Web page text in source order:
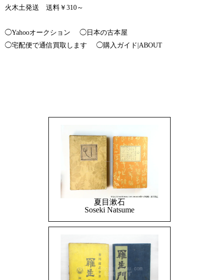
火木土発送 送料￥310～
◯Yahooオークション
◯日本の古本屋
◯宅配便で通信買取します
◯購入ガイド|ABOUT
夏目漱石
Soseki Natsume